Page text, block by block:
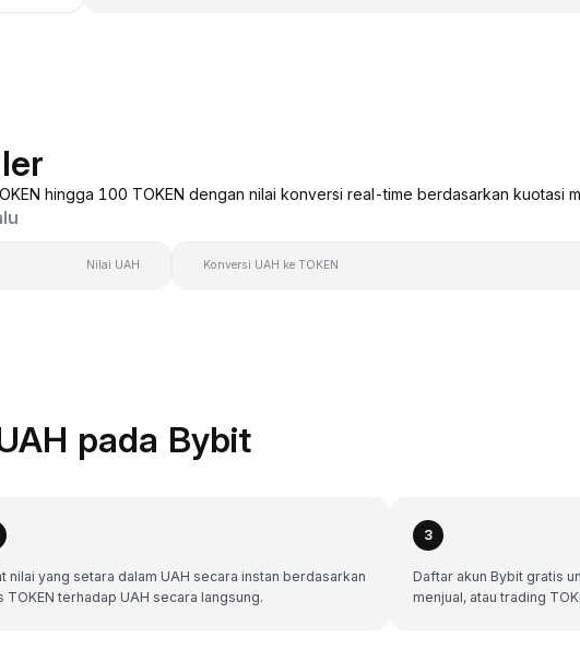
hingga 100 TOKEN dengan nilai konversi real-time berdasarkan kuotasi
Nilai UAH Konversi UAH ke TOKEN
pada Bybit
nilai yang setara dalam UAH secara instan berdasarkan
TOKEN terhadap UAH secara langsung.
3
Daftar akun Bybit gratis
menjual, atau trading